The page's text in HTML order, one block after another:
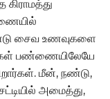
சைவ உணவுகளை
பண்ணையிலேயே
மீன், நண்டு,
அமைத்து,